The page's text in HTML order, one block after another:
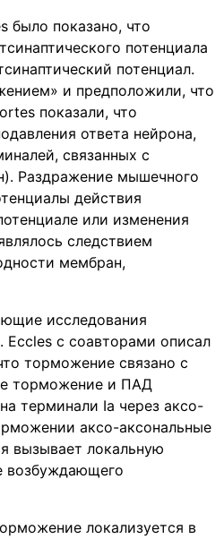
было показано, что
потенциала
потенциал.
и предположили, что
показали, что
ответа нейрона,
связанных с
Раздражение мышечного
действия
или изменения
следствием
мембран,
исследования
Eccles с соавторами описал
торможение связано с
торможение и ПАД
терминали Ia через аксо-
аксо-аксональные
вызывает локальную
возбуждающего
локализуется в